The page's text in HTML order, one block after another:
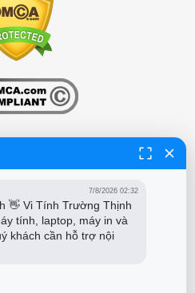
- CHÍNH SÁCH
7/8/2026 02:32
👋 Vi Tính Trường Thịnh
tính, laptop, máy in và
khách cần hỗ trợ nội